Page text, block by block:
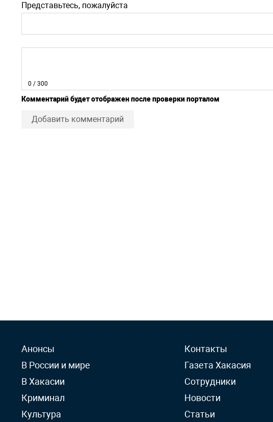
Представьтесь, пожалуйста
0 / 300
Комментарий будет отображен после проверки порталом
Добавить комментарий
Анонсы
В России и мире
В Хакасии
Криминал
Культура
Контакты
Газета Хакасия
Сотрудники
Новости
Статьи